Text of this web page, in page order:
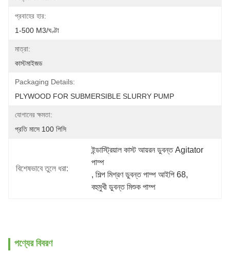
প্রবাহের হার:
1-500 M3/ঘণ্টা
মাত্রা:
কাস্টমাইজড
Packaging Details:
PLYWOOD FOR SUBMERSIBLE SLURRY PUMP
যোগানের ক্ষমতা:
প্রতি মাসে 100 পিসি
বিশেষভাবে তুলে ধরা:
ইন্ডাস্ট্রিয়াল কাস্ট আয়রন ডুবন্ত Agitator
পাম্প
, শিল্প মিশ্রণ ডুবন্ত পাম্প আইপি 68,
বহুমুখী ডুবন্ত মিশুক পাম্প
পণ্যের বিবরণ